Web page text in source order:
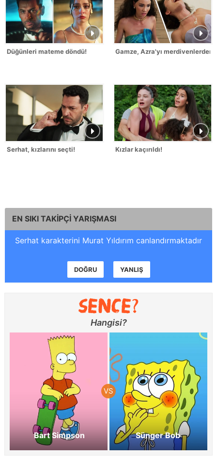
Düğünleri mateme döndü! Gamze, Azra'yı merdivenlerden
Serhat, kızlarını seçti! Kızlar kaçırıldı!
EN SIKI TAKİPÇİ YARIŞMASI
Serhat karakterini Murat Yıldırım canlandırmaktadır
DOĞRU YANLIŞ
Hangisi?
Bart Simpson Sünger Bob